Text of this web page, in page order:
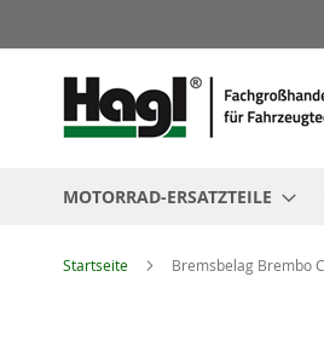
MOTORRAD-ERSATZTEILE
Startseite Bremsbelag Brembo